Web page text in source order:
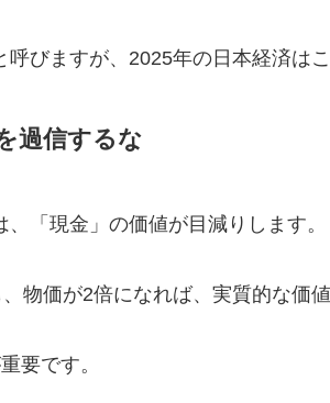
びますが、2025年の日本経済は
過信するな
「現金」の価値が目減りします。
物価が2倍になれば、実質的な価
要です。